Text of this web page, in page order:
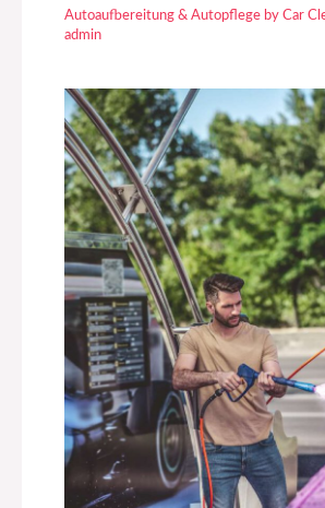
Autoaufbereitung & Autopflege by Car
admin